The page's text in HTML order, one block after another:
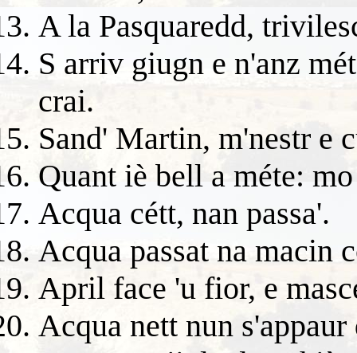
A la Pasquaredd,
S arriv giugn e n'anz
crai.
Sand' Martin, m'nestr e
Quant iè bell a méte:
Acqua cétt, nan passa'.
Acqua passat na macin
April face 'u fior, e
Acqua nett nun s'appaur